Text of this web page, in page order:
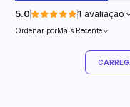
5.0 1 avaliação
Ordenar porMais Recente